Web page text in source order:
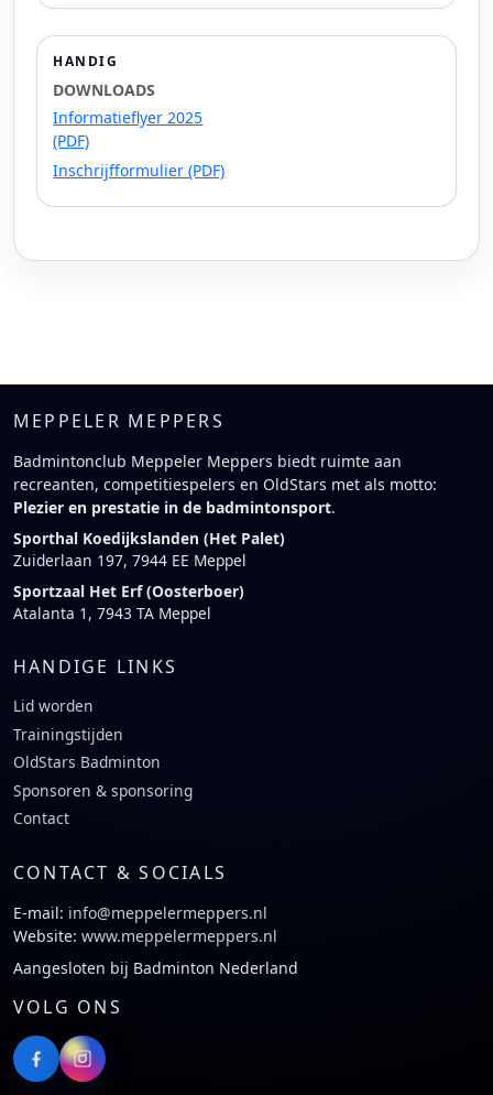
HANDIG
DOWNLOADS
Informatieflyer 2025
(PDF)
Inschrijfformulier (PDF)
MEPPELER MEPPERS
Badmintonclub Meppeler Meppers biedt ruimte aan
recreanten, competitiespelers en OldStars met als motto:
Plezier en prestatie in de badmintonsport.
Sporthal Koedijkslanden (Het Palet)
Zuiderlaan 197, 7944 EE Meppel
Sportzaal Het Erf (Oosterboer)
Atalanta 1, 7943 TA Meppel
HANDIGE LINKS
Lid worden
Trainingstijden
OldStars Badminton
Sponsoren & sponsoring
Contact
CONTACT & SOCIALS
E-mail: info@meppelermeppers.nl
Website: www.meppelermeppers.nl
Aangesloten bij Badminton Nederland
VOLG ONS